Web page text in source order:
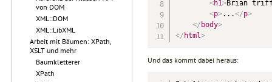
von DOM
XML::DOM
XML::LibXML
Arbeit mit Bäumen: XPath,
XSLT und mehr
Baumkletterer
XPath
<h1>Brian
<p>...</p>
</ body>
</ html>
Und das kommt dabei heraus: